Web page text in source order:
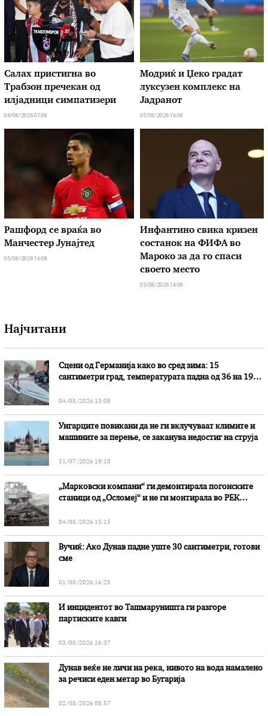
Салах пристигна во
Трабзон пречекан од
илјадници симпатизери
06/08/2026 07:08
Модриќ и Џеко градат
луксузен комплекс на
Јадранот
05/08/2026 16:08
Рашфорд се враќа во
Манчестер Јунајтед
05/08/2026 16:08
Инфантино свика кризен
состанок на ФИФА во
Мароко за да го спаси
своето место
05/08/2026 14:08
Најчитани
Сцени од Германија како во сред зима: 15
сантиметри град, температурата падна од 36 на 19
04/08/2026 13:08
Унгарците повикани да не ги вклучуваат климите и
машините за перење, се заканува недостиг на струја
31/07/2026 19:10
„Марковски компани“ ги демонтирала погонските
станици од „Осломеј“ и не ги монтирала во РЕК
04/08/2026 15:15
Вучиќ: Ако Дунав падне уште 30 сантиметри, готови
сме
01/08/2026 16:28
И инцидентот во Ташмаруништa ги разгоре
партиските кавги
03/08/2026 16:37
Дунав веќе не личи на река, нивото на вода намалено
за речиси еден метар во Бугарија
02/08/2026 08:57